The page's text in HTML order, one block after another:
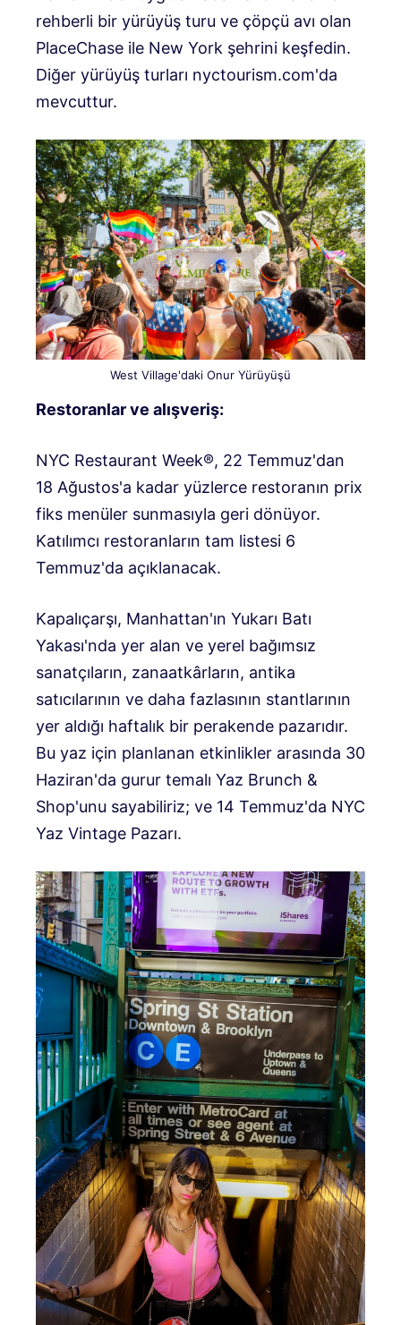
rehberli bir yürüyüş turu ve çöpçü avı olan
PlaceChase ile New York şehrini keşfedin.
Diğer yürüyüş turları nyctourism.com'da
mevcuttur.
West Village'daki Onur Yürüyüşü
Restoranlar ve alışveriş:
NYC Restaurant Week®, 22 Temmuz'dan
18 Ağustos'a kadar yüzlerce restoranın prix
fiks menüler sunmasıyla geri dönüyor.
Katılımcı restoranların tam listesi 6
Temmuz'da açıklanacak.
Kapalıçarşı, Manhattan'ın Yukarı Batı
Yakası'nda yer alan ve yerel bağımsız
sanatçıların, zanaatkârların, antika
satıcılarının ve daha fazlasının stantlarının
yer aldığı haftalık bir perakende pazarıdır.
Bu yaz için planlanan etkinlikler arasında 30
Haziran'da gurur temalı Yaz Brunch &
Shop'unu sayabiliriz; ve 14 Temmuz'da NYC
Yaz Vintage Pazarı.